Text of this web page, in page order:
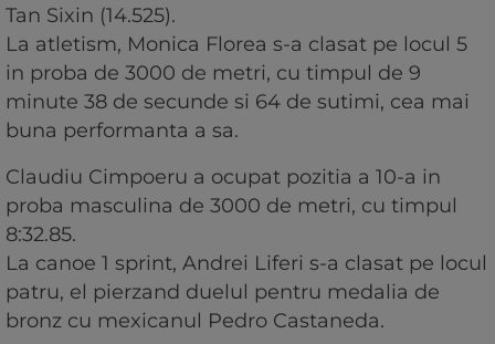
Tan Sixin (14.525).
La atletism, Monica Florea s-a clasat pe locul 5
in proba de 3000 de metri, cu timpul de 9
minute 38 de secunde si 64 de sutimi, cea mai
buna performanta a sa.
Claudiu Cimpoeru a ocupat pozitia a 10-a in
proba masculina de 3000 de metri, cu timpul
8:32.85.
La canoe 1 sprint, Andrei Liferi s-a clasat pe locul
patru, el pierzand duelul pentru medalia de
bronz cu mexicanul Pedro Castaneda.